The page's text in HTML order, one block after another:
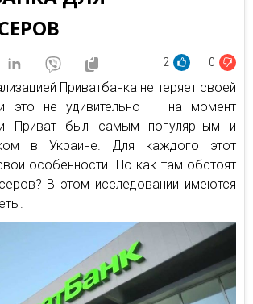
2 0
Приватбанка не теряет своей
и это не удивительно — на момент
Приват был самым популярным и
в Украине. Для каждого этот
особенности. Но как там обстоят
В этом исследовании имеются